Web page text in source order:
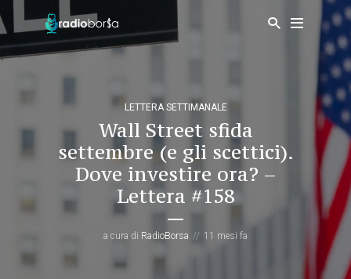
LETTERA SETTIMANALE
Wall Street sfida
settembre (e gli scettici).
Dove investire ora? –
Lettera #158
a cura di RadioBorsa 11 mesi fa